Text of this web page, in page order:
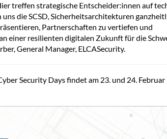
treffen strategische Entscheider:innen auf
die SCSD, Sicherheitsarchitekturen
Partnerschaften zu vertiefen und
einer resilienten digitalen Zukunft für die
General Manager, ELCASecurity.
Security Days findet am 23. und 24.